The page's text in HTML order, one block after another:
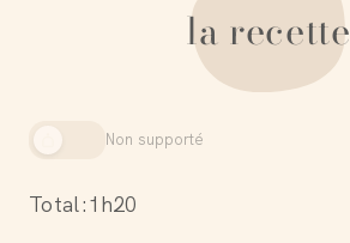
la recette
Non supporté
Total:1h20